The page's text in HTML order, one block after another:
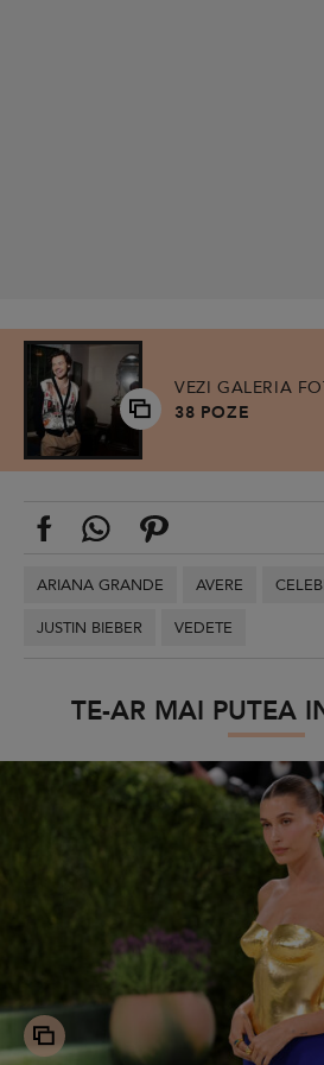
VEZI GALERIA
38 POZE
ARIANA GRANDE AVERE
JUSTIN BIEBER
VEDETE
TE-AR MAI PUTEA